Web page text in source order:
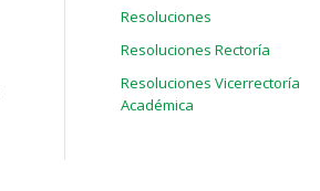
Resoluciones
Resoluciones Rectoría
Resoluciones Vicerrectoría
Académica